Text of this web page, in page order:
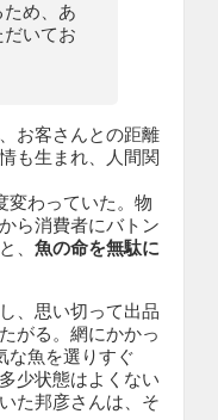
め、あ
いてお
お客さんとの距離
も生まれ、人間関
変わっていた。物
ら消費者にバトン
、 魚の命を無駄に
、思い切って出品
がる。網にかかっ
な魚を選りすぐ
少状態はよくない
た邦彦さんは、そ